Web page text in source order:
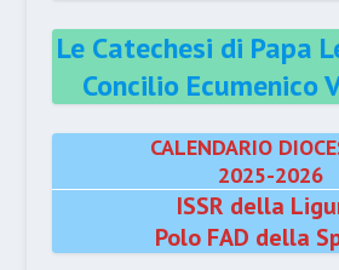
Le Catechesi di Papa
Concilio Ecumenico
CALENDARIO
2025-2026
ISSR della
Polo FAD della